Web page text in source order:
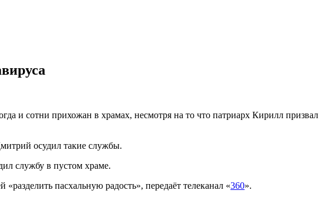
и сотни прихожан в храмах, несмотря на то что патриарх Кирилл призвал
осудил такие службы.
службу в пустом храме.
пасхальную радость», передаёт телеканал «360».